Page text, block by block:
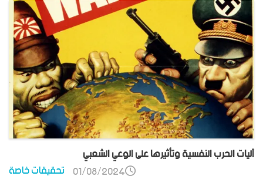
آليات الحرب النفسية وتأثيرها على الوعي الشعبي
تحقيقات خاصة